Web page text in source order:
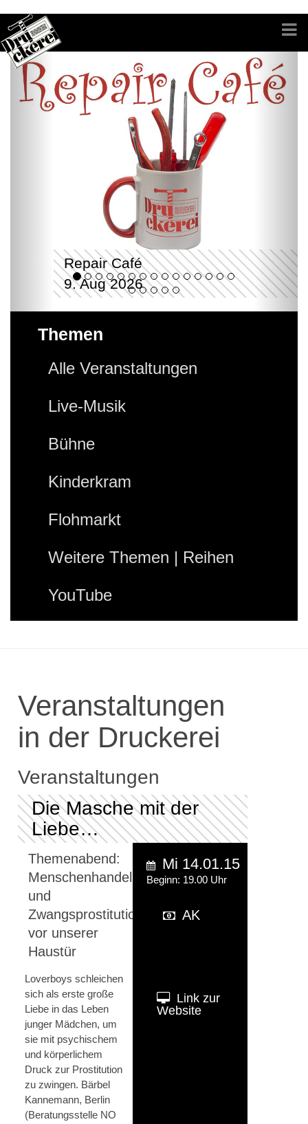
Repair Café
9. Aug 2026
Themen
Alle Veranstaltungen
Live-Musik
Bühne
Kinderkram
Flohmarkt
Weitere Themen | Reihen
YouTube
Veranstaltungen
in der Druckerei
Veranstaltungen
Die Masche mit der
Liebe…
Themenabend:
Menschenhandel
und
Zwangsprostitution
vor unserer
Haustür
Loverboys schleichen
sich als erste große
Liebe in das Leben
junger Mädchen, um
sie mit psychischem
und körperlichem
Druck zur Prostitution
zu zwingen. Bärbel
Kannemann, Berlin
(Beratungsstelle NO
Mi 14.01.15
Beginn: 19.00 Uhr
AK
Link zur
Website